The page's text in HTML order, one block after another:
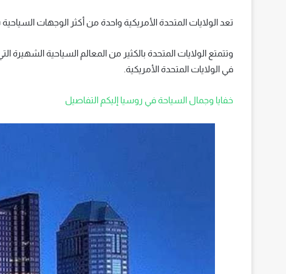
تعد الولايات المتحدة الأمريكية واحدة من أكثر الوجهات
وتتمتع الولايات المتحدة بالكثير من المعالم السياحية الشهيرة
في الولايات المتحدة الأمريكية.
خفايا وجمال السياحة في روسيا إليكم التفاصيل